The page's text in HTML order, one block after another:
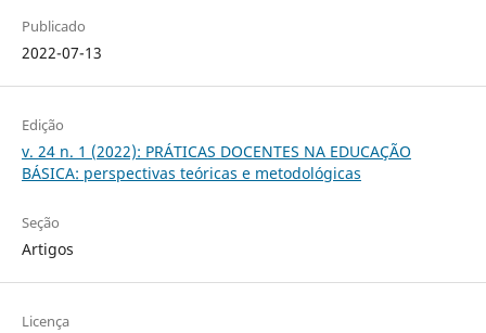
Publicado
2022-07-13
Edição
v. 24 n. 1 (2022): PRÁTICAS DOCENTES NA EDUCAÇÃO
BÁSICA: perspectivas teóricas e metodológicas
Seção
Artigos
Licença